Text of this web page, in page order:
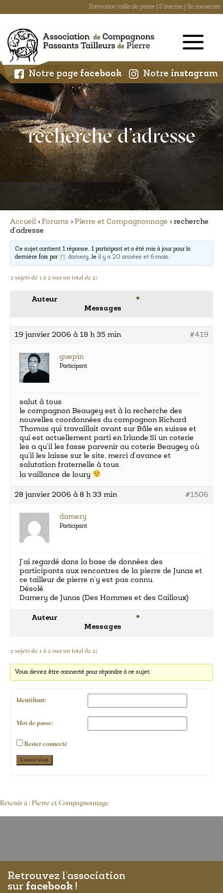
Formation taille de pierre S'inscrire Se connecter
content
Notre page facebook Notre instagram
recherche d’adresse
Accueil › Forums › Pierre et Compagnonnage › recherche
d’adresse
Ce sujet contient 1 réponse, 1 participant et a été mis à jour pour la
dernière fois par
damery, leil y a 20 années et 6 mois.
2 sujets de 1 à 2 (sur un total de 2)
Auteur
Messages
19 janvier 2006 à 18 h 35 min #419
guepin
Participant
salut à tous
le compagnon Beaugey est à la recherche des
nouvelles coordonnées du compagnon Richard
Thomas qui travaillait avant sur Bâle en suisse et
qui est actuellement parti en Irlande.Si un coterie
les a qu’il les fasse parvenir au coterie Beaugey où
qu’il les laisse sur le site, merci d’avance et
salutation fraternelle à tous.
la vaillance de loury
28 janvier 2006 à 8 h 33 min #1506
damery
Participant
J’ai regardé dans la base de données des
participants aux rencontres de la pierre de Junas et
ce tailleur de pierre n’y est pas connu.
Désolé.
Damery de Junas (Des Hommes et des Cailloux)
Auteur
Messages
2 sujets de 1 à 2 (sur un total de 2)
Vous devez être connecté pour répondre à ce sujet.
Identifiant:
Mot de passe:
Rester connecté
Alternative:
Connexion
Revenir à : Pierre et Compagnonnage
Retrouvez l’association
sur facebook !